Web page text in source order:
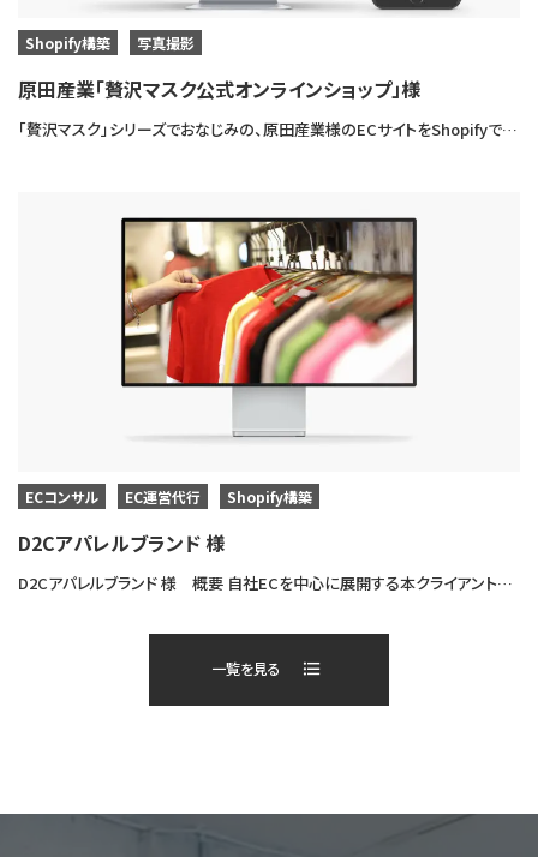
原田産業「贅沢マスク公式オンラインショップ」様
Shopify構築 写真撮影
「贅沢マスク」シリーズでおなじみの、原田産業様のECサイトをShopifyで新規制作させていただきました。
D2Cアパレルブランド 様
ECコンサル EC運営代行 Shopify構築
D2Cアパレルブランド 様 概要 自社ECを中心に展開する本クライアントは、オリジナルアパレルを販売するD2Cブランドです。 当社アートトレーディング株式会社にてShopify構築・EC運営代行・EC
一覧を見る